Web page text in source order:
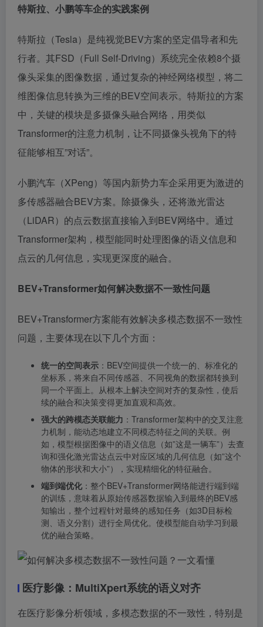
特斯拉、小鹏等车企的实践案例
特斯拉（Tesla）是纯视觉BEV方案的坚定倡导者和先
行者。其FSD（Full Self-Driving）系统完全依赖8个摄
像头采集的图像数据，通过复杂的神经网络模型，将二
维图像信息转换为三维的BEV空间表示。特斯拉的方案
中，关键的模块是多摄像头融合网络，用类似
Transformer的注意力机制，让不同摄像头视角下的特
征能够相互”对话”。
小鹏汽车（XPeng）等国内新势力车企采用更为激进的
多传感器融合BEV方案。除摄像头，还将激光雷达
（LiDAR）的点云数据直接输入到BEV网络中。通过
Transformer架构，模型能同时处理图像的语义信息和
点云的几何信息，实现更深度的融合。
BEV+Transformer如何解决数据不一致性问题
BEV+Transformer方案能有效解决多模态数据不一致性
问题，主要体现在以下几个方面：
统一的空间表示 ：BEV空间提供一个统一的、标准化的
坐标系，将来自不同传感器、不同视角的数据都转换到
同一个平面上。从根本上解决空间对齐的复杂性，使后
续的融合和决策变得更加直观和高效。
强大的跨模态关联能力 ：Transformer架构中的交叉注意
力机制，能动态地建立不同模态特征之间的关联。例
如，模型根据图像中的语义信息（如”这是一辆车”）去查
询和强化激光雷达点云中对应区域的几何信息（如”这个
物体的形状和大小”），实现精细化的特征融合。
端到端优化 ：整个BEV+Transformer网络能进行端到端
的训练，意味着从原始传感器数据输入到最终的BEV感
知输出，整个过程针对最终的感知任务（如3D目标检
测、语义分割）进行全局优化。使模型能自动学习到最
优的融合策略。
医疗影像：MultiXpert系统的语义对齐
在医疗影像分析领域，多模态数据的不一致性，特别是